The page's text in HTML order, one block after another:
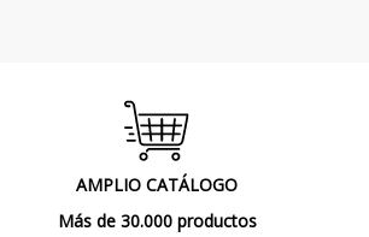
AMPLIO CATÁLOGO
Más de 30.000 productos